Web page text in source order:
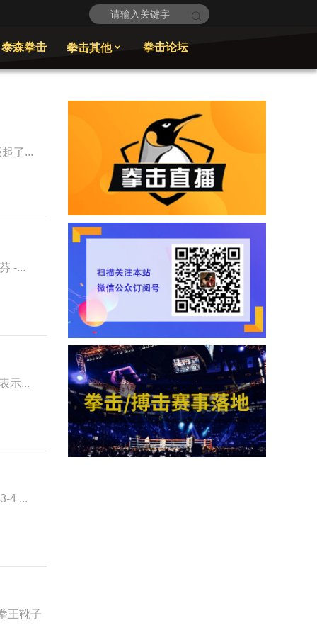
泰森拳击 拳击其他 拳击论坛
了...
-...
示...
4 ...
王靴子